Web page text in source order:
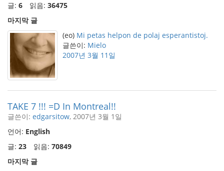
글: 6 읽음: 36475
마지막 글
(eo) Mi petas helpon de polaj esperantistoj.
글쓴이: Mielo
2007년 3월 11일
TAKE 7 !!! =D In Montreal!!
글쓴이: edgarsitow, 2007년 3월 1일
언어: English
글: 23 읽음: 70849
마지막 글